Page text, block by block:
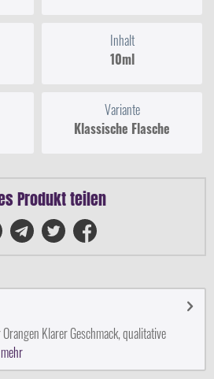
Inhalt
10ml
Variante
Klassische Flasche
Produkt teilen
Klarer Geschmack, qualitative
mehr